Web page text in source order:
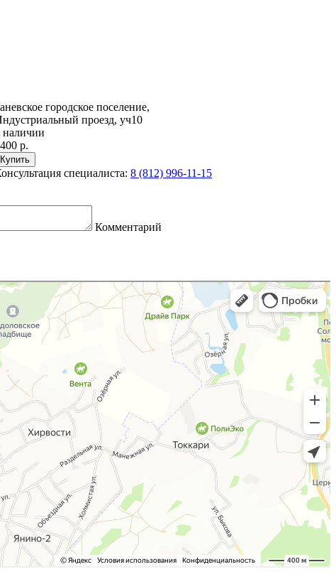
городское поселение,
проезд, уч10
наличии
р.
специалиста: 8 (812) 996-11-15
Комментарий